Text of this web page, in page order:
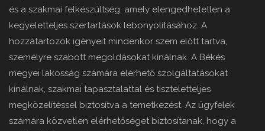
és a szakmai felkészültség, amely elengedhetetlen a
kegyeletteljes szertartások lebonyolításához. A
hozzátartozók igényeit mindenkor szem előtt tartva,
személyre szabott megoldásokat kínálnak. A Békés
megyei lakosság számára elérhető szolgáltatásokat
kínálnak, szakmai tapasztalattal és tiszteletteljes
megközelítéssel biztosítva a temetkezést. Az ügyfelek
számára közvetlen elérhetőséget biztosítanak, hogy a